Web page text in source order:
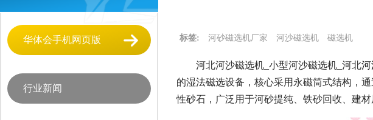
华体会手机网页版
行业新闻
标签: 河砂磁选机厂家 河沙磁选机 磁选机
河北河沙磁选机_小型河沙磁选机_河北河
的湿法磁选设备，核心采用永磁筒式结构，
性砂石，广泛用于河砂提纯、铁砂回收、建材